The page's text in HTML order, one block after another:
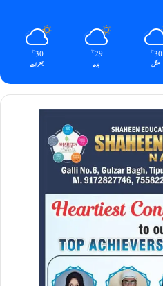
30
℃
منگل
29
℃
بدھ
30
℃
جمعرات